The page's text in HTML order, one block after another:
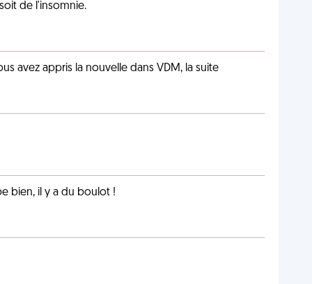
de l'insomnie.
avez appris la nouvelle dans VDM, la suite
bien, il y a du boulot !